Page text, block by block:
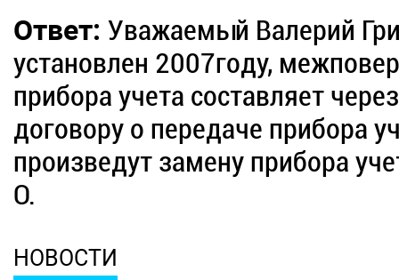
Ответ:Уважаемый Валерий
установлен 2007году,
прибора учета составляет
договору о передаче прибора
произведут замену прибора
О.
НОВОСТИ